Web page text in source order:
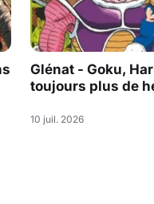
Glénat - Goku,
toujours plus de
10 juil. 2026